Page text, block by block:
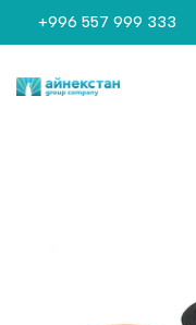
+996 557 999 333